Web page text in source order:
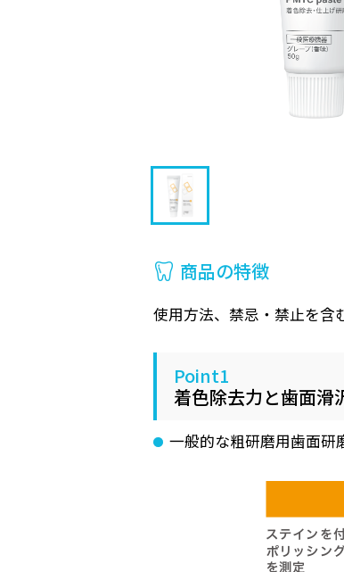
商品の特徴
使用方法、禁忌・禁止を含
Point1
着色除去力と歯面滑
一般的な粗研磨用歯面研